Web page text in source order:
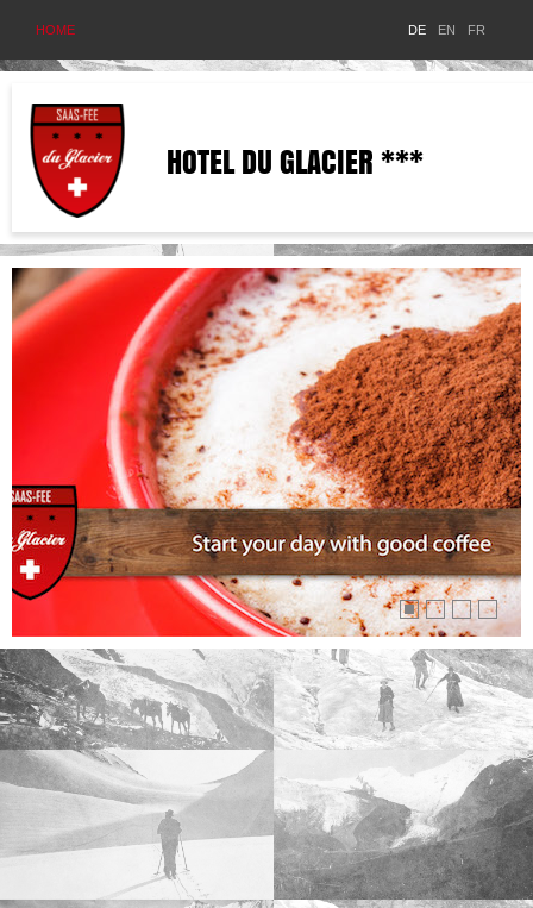
HOME DE EN FR
HOTEL DU GLACIER ***
   